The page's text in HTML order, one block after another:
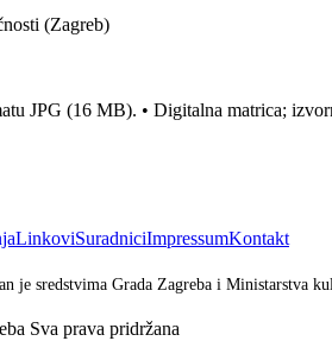
(Zagreb)
JPG (16 MB). • Digitalna matrica;
LinkoviSuradniciImpressumKontakt
je sredstvima Grada Zagreba i Ministarstva
Sva prava pridržana